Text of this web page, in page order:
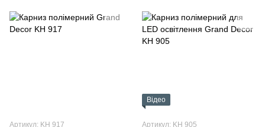
Артикул: KH 917
Відео
Артикул: KH 905